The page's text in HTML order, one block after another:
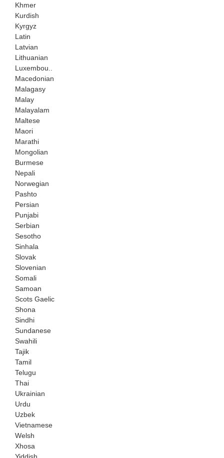
Khmer
Kurdish
Kyrgyz
Latin
Latvian
Lithuanian
Luxembou..
Macedonian
Malagasy
Malay
Malayalam
Maltese
Maori
Marathi
Mongolian
Burmese
Nepali
Norwegian
Pashto
Persian
Punjabi
Serbian
Sesotho
Sinhala
Slovak
Slovenian
Somali
Samoan
Scots Gaelic
Shona
Sindhi
Sundanese
Swahili
Tajik
Tamil
Telugu
Thai
Ukrainian
Urdu
Uzbek
Vietnamese
Welsh
Xhosa